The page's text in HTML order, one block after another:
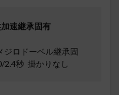
速継承固有
ロドーベル継承固
2.4秒 掛かりなし